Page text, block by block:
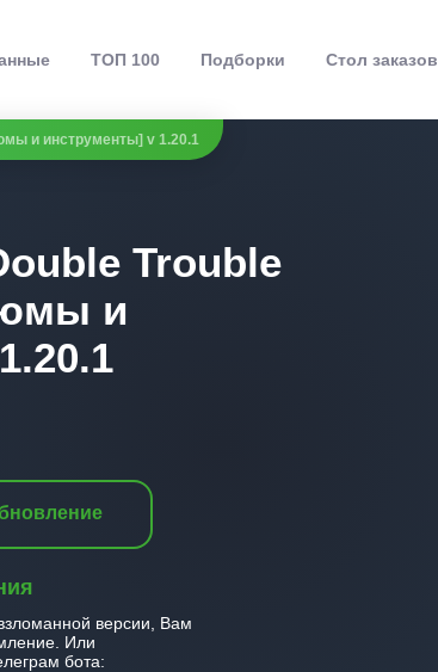
ТОП 100 Подборки Стол заказов
и инструменты] v 1.20.1
Trouble
и
версии, Вам
Или
бота: